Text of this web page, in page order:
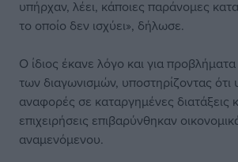
υπήρχαν, λέει, κάποιες παράνομες
το οποίο δεν ισχύει», δήλωσε.
Ο ίδιος έκανε λόγο και για προβλήματα
των διαγωνισμών, υποστηρίζοντας ότι
αναφορές σε καταργημένες διατάξεις
επιχειρήσεις επιβαρύνθηκαν
αναμενόμενου.